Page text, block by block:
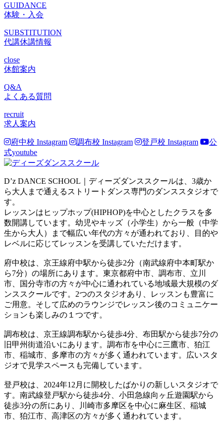
GUIDANCE
体験・入会
SUBSTITUTION
代講休講情報
close
休館案内
Q&A
よくある質問
recruit
求人案内
府中校 Instagram 調布校 Instagram 登戸校 Instagram
公
式youtube
D’z DANCE SCHOOL｜ディーズダンススクールは、3歳か
ら大人まで通えるストリートダンス専門のダンススタジオで
す。
レッスンはヒップホップ(HIPHOP)を中心としたクラスを多
数開講しています。幼児やキッズ（小学生）から一般（中学
生から大人）まで幅広い年代の方々が通われており、目的や
レベルに応じてレッスンを受講していただけます。
府中校は、京王線府中駅から徒歩2分（南武線府中本町駅か
ら7分）の場所にあります。東京都府中市、調布市、立川
市、国分寺市の方々が中心に通われている地域最大規模のダ
ンススクールです。2つのスタジオあり、レッスンも豊富に
ご用意。そして広めのラウンジでレッスン後のコミュニケー
ションも楽しみの１つです。
調布校は、京王線調布駅から徒歩4分、布田駅から徒歩7分の
旧甲州街道沿いにあります。調布市を中心に三鷹市、狛江
市、稲城市、多摩市の方々が多く通われています。広いスタ
ジオで見学スペースも完備しています。
登戸校は、2024年12月に開校したばかりの新しいスタジオで
す。南武線登戸駅から徒歩4分、小田急線向ヶ丘遊園駅から
徒歩3分の所にあり、川崎市多摩区を中心に麻生区、稲城
市、狛江市、高津区の方々が多く通われています。